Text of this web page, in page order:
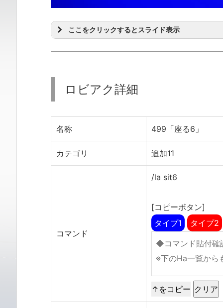
ここをクリックするとスライド表示
ロビアク詳細
名称 499「座る6」
カテゴリ 追加11
コマンド
/la sit6
[コピーボタン]
タイプ1
タイプ2
↑をコピー